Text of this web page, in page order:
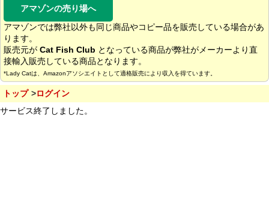
アマゾンの売り場へ
アマゾンでは弊社以外も同じ商品やコピー品を販売している場合があ
ります。
販売元が Cat Fish Club となっている商品が弊社がメーカーより直
接輸入販売している商品となります。
*Lady Catは、Amazonアソシエイトとして適格販売により収入を得ています。
トップ
ログイン
サービス終了しました。